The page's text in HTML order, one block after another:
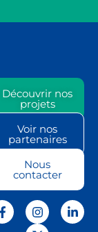
Découvrir nos
projets
Voir nos
partenaires
Nous
contacter